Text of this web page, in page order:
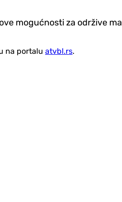
mogućnosti za održive
na portalu atvbl.rs.